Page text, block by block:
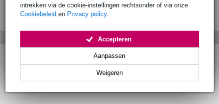
intrekken via de cookie-instellingen rechtsonder of via onze
Cookiebeleid en Privacy policy.
Weigeren
Aanpassen
Accepteren